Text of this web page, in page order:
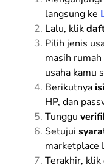
langsung ke
Lalu, klik
Pilih jenis
masih
usaha kamu
Berikutnya
HP, dan
Tunggu
Setujui
marketplace
Terakhir, klik